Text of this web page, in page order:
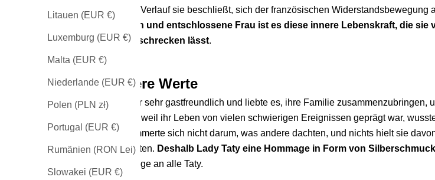
Litauen (EUR €)
Luxemburg (EUR €)
Malta (EUR €)
Niederlande (EUR €)
Polen (PLN zł)
Portugal (EUR €)
Rumänien (RON Lei)
Slowakei (EUR €)
dessen Verlauf sie beschließt, sich der französischen Widerstandsbewegung
Rebellin und entschlossene Frau ist es diese innere Lebenskraft, die sie
zurückschrecken lässt.
Unsere Werte
Taty war sehr gastfreundlich und liebte es, ihre Familie zusammenzubringen,
Gerade weil ihr Leben von vielen schwierigen Ereignissen geprägt war,
Sie kümmerte sich nicht darum, was andere dachten, und nichts hielt sie
behaupten. Deshalb Lady Taty eine Hommage in Form von Silberschmuck
Hommage an alle Taty.